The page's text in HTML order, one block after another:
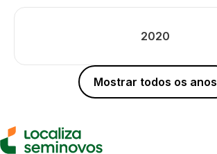
2020
Mostrar todos os anos